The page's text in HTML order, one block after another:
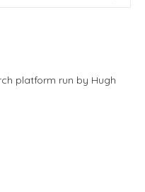
platform run by Hugh